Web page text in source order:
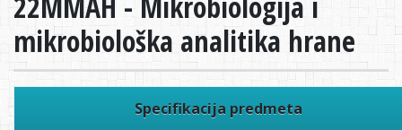
mikrobiološka analitika hrane
Specifikacija predmeta